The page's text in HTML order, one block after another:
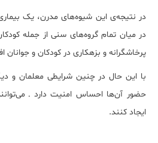
در نتیجه‌ی این شیوه‌های مدرن، یک
در میان تمام گروه‌های سنی از جمله
پرخاشگرانه و بزهکاری در کودکان و
با این حال در چنین شرایطی معلمان و
حضور آن‌ها احساس امنیت دارد ـ
ایجاد کنند.